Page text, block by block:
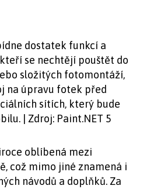
dostatek funkcí a
se nechtějí pouštět do
složitých fotomontáží,
na úpravu fotek před
sítích, který bude
| Zdroj: Paint.NET 5
oblíbená mezi
což mimo jiné znamená i
návodů a doplňků. Za